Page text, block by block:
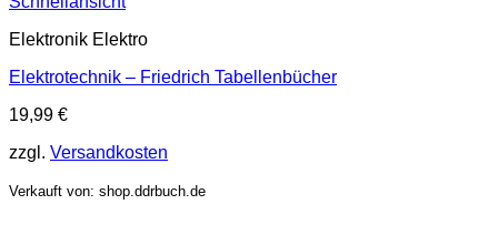
Elektronik Elektro
Elektrotechnik – Friedrich Tabellenbücher
19,99 €
zzgl. Versandkosten
Verkauft von: shop.ddrbuch.de